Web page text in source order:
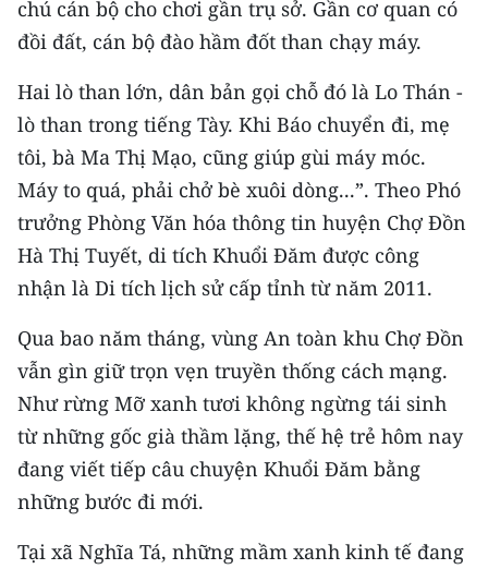
ENGLISH
FRANÇAIS
РУССКИЙ
ESPAÑOL
한국어
chú cán bộ cho chơi gần trụ sở. Gần cơ quan có
đồi đất, cán bộ đào hầm đốt than chạy máy.
Hai lò than lớn, dân bản gọi chỗ đó là Lo Thán -
lò than trong tiếng Tày. Khi Báo chuyển đi, mẹ
tôi, bà Ma Thị Mạo, cũng giúp gùi máy móc.
Máy to quá, phải chở bè xuôi dòng...”. Theo Phó
trưởng Phòng Văn hóa thông tin huyện Chợ Đồn
Hà Thị Tuyết, di tích Khuổi Đăm được công
nhận là Di tích lịch sử cấp tỉnh từ năm 2011.
Qua bao năm tháng, vùng An toàn khu Chợ Đồn
vẫn gìn giữ trọn vẹn truyền thống cách mạng.
Như rừng Mỡ xanh tươi không ngừng tái sinh
từ những gốc già thầm lặng, thế hệ trẻ hôm nay
đang viết tiếp câu chuyện Khuổi Đăm bằng
những bước đi mới.
Tại xã Nghĩa Tá, những mầm xanh kinh tế đang